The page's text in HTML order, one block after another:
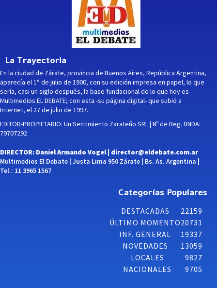
La Trayectoria
En la ciudad de Zárate, provincia de Buenos Aires, República Argentina,
aparecía el 1° de julio de 1900, con su edición impresa en papel, lo que
sería, casi un siglo después, la base fundacional de lo que hoy es
Multimedios EL DEBATE; con esta -su página digital- que subió a
Internet, el 27 de julio de 1997.
EDITOR-PROPIETARIO: Un Sentimiento Zarateño SRL | Nº de Reg. DNDA:
79707292
DIRECTOR: Daniel Armando Vogel | director@eldebate.com.ar
Multimedios El Debate | Justa Lima 950 Zárate | Bs. As. Argentina |
Tel.: 11 3965 1567
Categorías Populares
DESTACADAS
22159
ÚLTIMO MOMENTO20731
INF. GENERAL
19337
NOVEDADES
13059
LOCALES
9827
NACIONALES
9705